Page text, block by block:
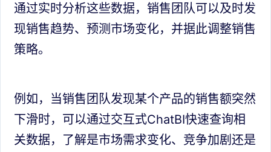
通过实时分析这些数据，销售团队可以及时发
现销售趋势、预测市场变化，并据此调整销售
策略。
例如，当销售团队发现某个产品的销售额突然
下滑时，可以通过交互式ChatBI快速查询相
关数据，了解是市场需求变化、竞争加剧还是